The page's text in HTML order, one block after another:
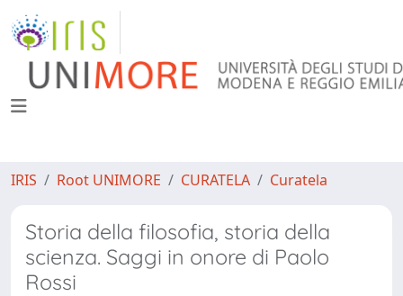
IRIS Root UNIMORE CURATELA Curatela
Storia della filosofia, storia della
scienza. Saggi in onore di Paolo
Rossi